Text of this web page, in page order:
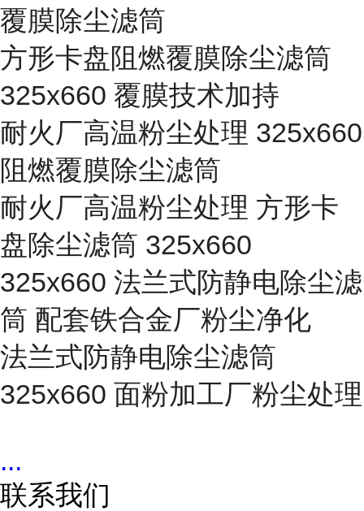
覆膜除尘滤筒
方形卡盘阻燃覆膜除尘滤筒
325x660 覆膜技术加持
耐火厂高温粉尘处理 325x660
阻燃覆膜除尘滤筒
耐火厂高温粉尘处理 方形卡
盘除尘滤筒 325x660
325x660 法兰式防静电除尘滤
筒 配套铁合金厂粉尘净化
法兰式防静电除尘滤筒
325x660 面粉加工厂粉尘处理
...
联系我们